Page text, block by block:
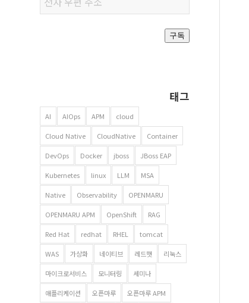
우편
주소
구독
태그
AI AIOps APM cloud
Cloud Native CloudNative Container
DevOps Docker jboss JBoss EAP
Kubernetes linux LLM MSA
Native Observability OPENMARU
OPENMARU APM OpenShift RAG
Red Hat redhat RHEL tomcat
WAS 가상화 네이티브 레드햇 리눅스
마이크로서비스 모니터링 세미나
애플리케이션 오픈마루 오픈마루 APM